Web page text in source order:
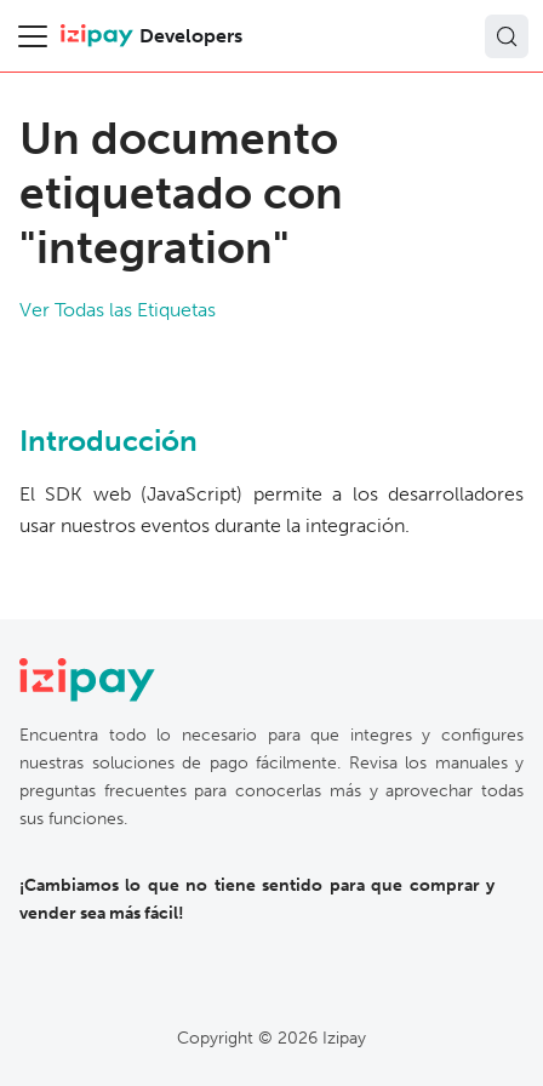
Developers
Un documento
etiquetado con
"integration"
Ver Todas las Etiquetas
Introducción
El SDK web (JavaScript) permite a los desarrolladores
usar nuestros eventos durante la integración.
Encuentra todo lo necesario para que integres y configures
nuestras soluciones de pago fácilmente. Revisa los manuales y
preguntas frecuentes para conocerlas más y aprovechar todas
sus funciones.
¡Cambiamos lo que no tiene sentido para que comprar y
vender sea más fácil!
Copyright © 2026 Izipay